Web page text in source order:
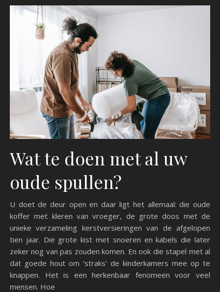
Wat te doen met al uw
oude spullen?
U doet de deur open en daar ligt het allemaal: die oude
koffer met kleren van vroeger, de grote doos met de
unieke verzameling kerstversieringen van de afgelopen
tien jaar. Die grote kist met snoeren en kabels die later
zeker nog van pas zouden komen. En ook die stapel met al
dat goede hout om ‘straks’ de kinderkamers mee op te
knappen. Het is een herkenbaar fenomeen voor veel
mensen. Hoe